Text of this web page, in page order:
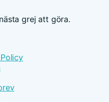
grej att göra.